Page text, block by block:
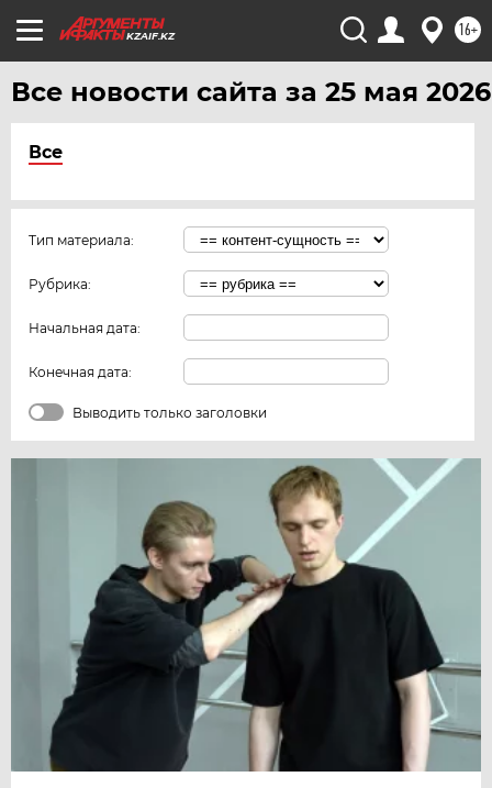
KZAIF.KZ 16+
Все новости сайта за 25 мая 2026
Все
Тип материала:
Рубрика:
Начальная дата:
Конечная дата:
Выводить только заголовки